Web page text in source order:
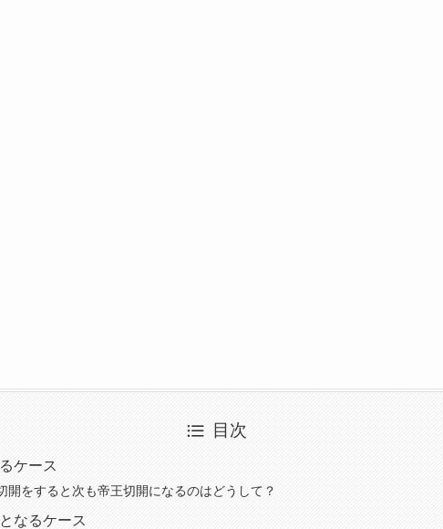
目次
ケース
開をすると次も帝王切開になるのはどうして？
なるケース